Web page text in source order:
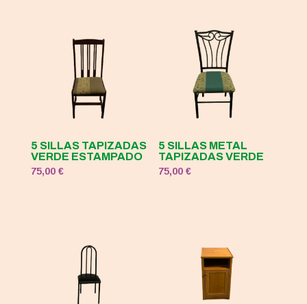
5 SILLAS TAPIZADAS
VERDE ESTAMPADO
75,00 €
5 SILLAS METAL
TAPIZADAS VERDE
75,00€